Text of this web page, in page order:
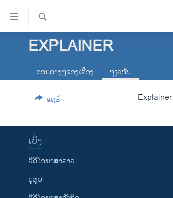
ລິ້ງ
ສຳຫລັບ
ຂ້າມ
ຊອກ
ໂຮມເພຈ
ອາເມຣິກາ
ການເລືອກຕັ້ງ ປະທານາທີບໍດີ ສະຫະລັດ
ຂ່າວ​ຈີນ
ເອເຊຍ
ອິດສະຫຼະພາບດ້ານການຂ່າວ
ຄົ້ນຫາ
EXPLAINER
ຕອນຕ່າງໆຂອງເລື້ອງ ກ່ຽວກັບ
ແຊຣ໌ Explainer
ເບິ່ງ
ວີດີໂອພາສາລາວ
ຢູທູບ